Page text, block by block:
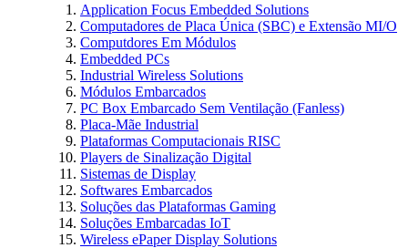
Application Focus Embedded Solutions
Computadores de Placa Única (SBC) e Extensão MI/O
Computdores Em Módulos
Embedded PCs
Industrial Wireless Solutions
Módulos Embarcados
PC Box Embarcado Sem Ventilação (Fanless)
Placa-Mãe Industrial
Plataformas Computacionais RISC
Players de Sinalização Digital
Sistemas de Display
Softwares Embarcados
Soluções das Plataformas Gaming
Soluções Embarcadas IoT
Wireless ePaper Display Solutions